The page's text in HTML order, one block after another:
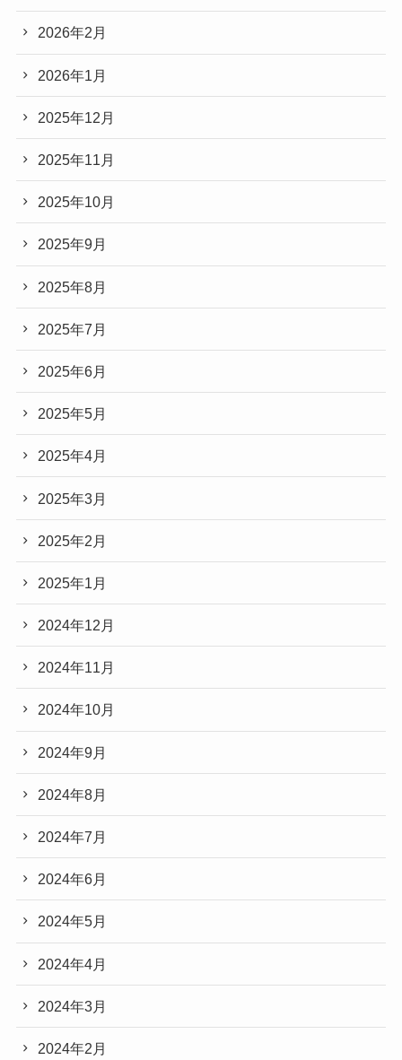
2026年2月
2026年1月
2025年12月
2025年11月
2025年10月
2025年9月
2025年8月
2025年7月
2025年6月
2025年5月
2025年4月
2025年3月
2025年2月
2025年1月
2024年12月
2024年11月
2024年10月
2024年9月
2024年8月
2024年7月
2024年6月
2024年5月
2024年4月
2024年3月
2024年2月